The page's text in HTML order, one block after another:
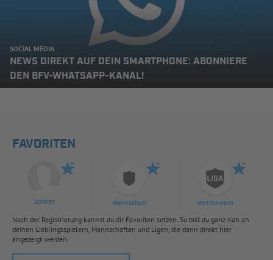
SOCIAL MEDIA
NEWS DIREKT AUF DEIN SMARTPHONE: ABONNIERE
DEN BFV-WHATSAPP-KANAL!
FAVORITEN
Spieler Mannschaft Wettbewerb
Nach der Registrierung kannst du dir Favoriten setzen. So bist du ganz nah an
deinen Lieblingsspielern, Mannschaften und Ligen, die dann direkt hier
angezeigt werden.